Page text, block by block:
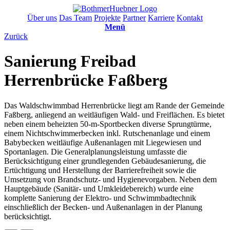
Über uns Das Team Projekte Partner Karriere Kontakt
Menü
Zurück
Sanierung Freibad
Herrenbrücke Faßberg
Das Waldschwimmbad Herrenbrücke liegt am Rande der Gemeinde
Faßberg, anliegend an weitläufigen Wald- und Freiflächen. Es bietet
neben einem beheizten 50-m-Sportbecken diverse Sprungtürme,
einem Nichtschwimmerbecken inkl. Rutschenanlage und einem
Babybecken weitläufige Außenanlagen mit Liegewiesen und
Sportanlagen. Die Generalplanungsleistung umfasste die
Berücksichtigung einer grundlegenden Gebäudesanierung, die
Ertüchtigung und Herstellung der Barrierefreiheit sowie die
Umsetzung von Brandschutz- und Hygienevorgaben. Neben dem
Hauptgebäude (Sanitär- und Umkleidebereich) wurde eine
komplette Sanierung der Elektro- und Schwimmbadtechnik
einschließlich der Becken- und Außenanlagen in der Planung
berücksichtigt.